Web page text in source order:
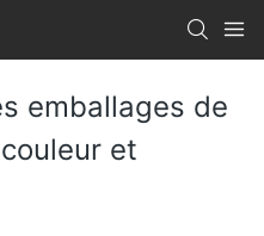
emballages de
et